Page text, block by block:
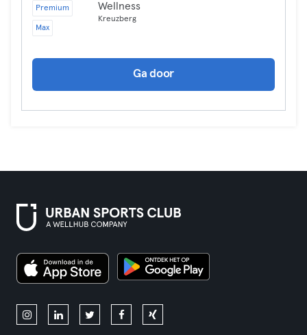
Premium
Max
Wellness
Kreuzberg
Ga door